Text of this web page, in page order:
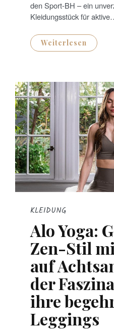
den Sport-BH – ein
Kleidungsstück für
Weiterlesen
KLEIDUNG
Alo Yoga:
Zen-Stil
auf
der
ihre
Leggings